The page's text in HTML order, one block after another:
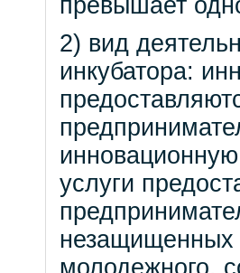
2) вид
инкубатора:
услуги
незащищенных